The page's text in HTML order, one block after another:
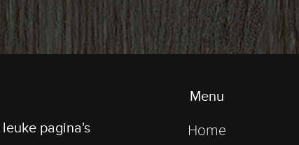
pagina's
Menu
Home